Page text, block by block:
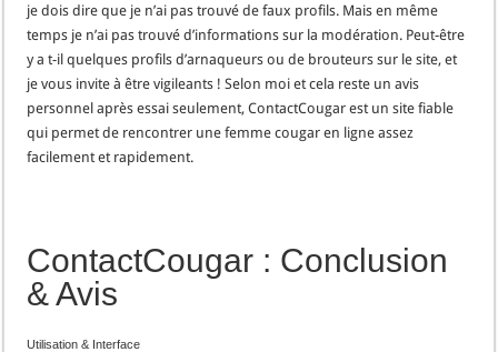
je dois dire que je n’ai pas trouvé de faux profils. Mais en même
temps je n’ai pas trouvé d’informations sur la modération. Peut-être
y a t-il quelques profils d’arnaqueurs ou de brouteurs sur le site, et
je vous invite à être vigileants ! Selon moi et cela reste un avis
personnel après essai seulement, ContactCougar est un site fiable
qui permet de rencontrer une femme cougar en ligne assez
facilement et rapidement.
ContactCougar : Conclusion
& Avis
Utilisation & Interface